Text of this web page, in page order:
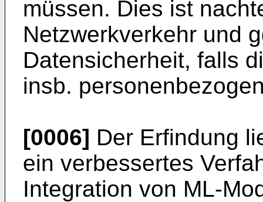
müssen. Dies ist
Netzwerkverkehr und
Datensicherheit, falls
insb.
[0006] Der Erfindung
ein verbessertes
Integration von ML-